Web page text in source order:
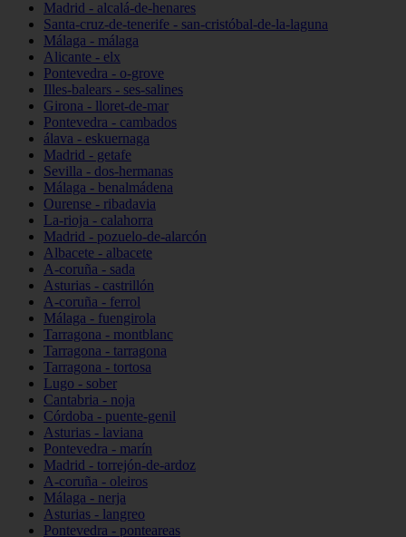
Madrid - alcalá-de-henares
Santa-cruz-de-tenerife - san-cristóbal-de-la-laguna
Málaga - málaga
Alicante - elx
Pontevedra - o-grove
Illes-balears - ses-salines
Girona - lloret-de-mar
Pontevedra - cambados
álava - eskuernaga
Madrid - getafe
Sevilla - dos-hermanas
Málaga - benalmádena
Ourense - ribadavia
La-rioja - calahorra
Madrid - pozuelo-de-alarcón
Albacete - albacete
A-coruña - sada
Asturias - castrillón
A-coruña - ferrol
Málaga - fuengirola
Tarragona - montblanc
Tarragona - tarragona
Tarragona - tortosa
Lugo - sober
Cantabria - noja
Córdoba - puente-genil
Asturias - laviana
Pontevedra - marín
Madrid - torrejón-de-ardoz
A-coruña - oleiros
Málaga - nerja
Asturias - langreo
Pontevedra - ponteareas